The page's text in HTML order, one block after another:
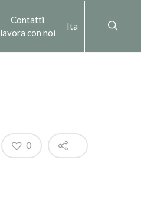
Contatti
lavora con noi
Ita
0